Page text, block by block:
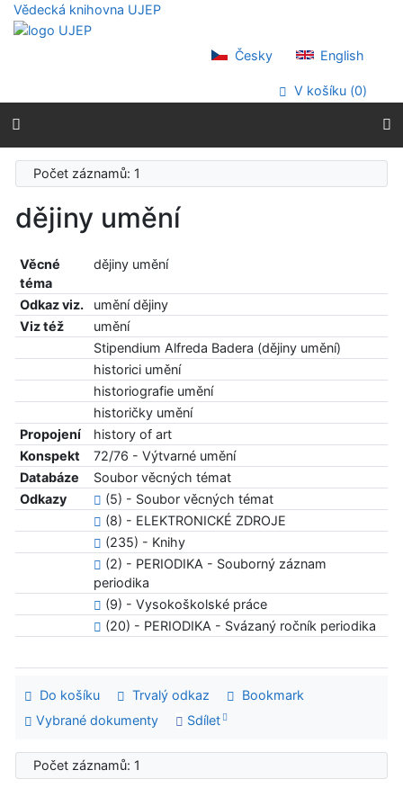
Přejít na obsah
Přejít na menu
Prohlášení o webové přístupnosti
Vědecká knihovna UJEP
Česky English
V košíku (0)
Počet záznamů: 1
dějiny umění
Věcné
téma
dějiny umění
Odkaz viz.
umění dějiny
Viz též
umění
Stipendium Alfreda Badera (dějiny umění)
historici umění
historiografie umění
historičky umění
Propojení
history of art
Konspekt
72/76 - Výtvarné umění
Databáze
Soubor věcných témat
Odkazy
(5) - Soubor věcných témat
(8) - ELEKTRONICKÉ ZDROJE
(235) - Knihy
(2) - PERIODIKA - Souborný záznam
periodika
(9) - Vysokoškolské práce
(20) - PERIODIKA - Svázaný ročník periodika
Do košíku Trvalý odkaz
Bookmark
Vybrané dokumenty
Sdílet
Počet záznamů: 1